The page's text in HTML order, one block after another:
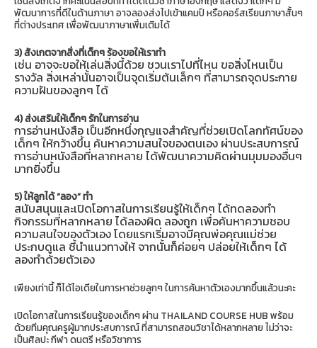
พัฒนาการที่ดีในด้านภาษา อาจลองส่งไปเข้าแคมป์ หรือคอร์สเรียนภาษาสั้นๆ
ที่ต่างประเทศ เพื่อพัฒนาภาษาเพิ่มเติมได้
3) สังเกตจากสิ่งที่เด็กๆ ร้องขอให้เราทำ
เช่น อาจจะขอให้เล่นสิ่งนี้ด้วย ชวนเราไปที่ไหน ขอสิ่งไหนเป็น
รางวัล สิ่งเหล่านั้นอาจเป็นจุดเริ่มต้นเล็กๆ ที่สามารถจุดประกาย
ความฝันของลูกๆ ได้
4) ส่งเสริมให้เด็กๆ รักในการอ่าน
การอ่านหนังสือ เป็นอีกหนึ่งกุญแจสำคัญที่ช่วยเปิดโลกทัศน์ของ
เด็กๆ ให้กว้างขึ้น ค้นหาความสนใจของตนเอง ผ่านประสบการณ์
การอ่านหนังสือที่หลากหลาย ได้พัฒนาความคิดผ่านมุมมองอื่นๆ
มากยิ่งขึ้น
5) ให้ลูกได้ “ลอง” ทำ
สนับสนุนและเปิดโอกาสในการเรียนรู้ให้เด็กๆ ได้ทดลองทำ
กิจกรรมที่หลากหลาย ได้ลองผิด ลองถูก เพื่อค้นหาความชอบ
ความสนใจของตัวเอง โดยแรกเริ่มอาจมีคุณพ่อคุณแม่ช่วย
ประกบดูแล ชี้นำแนวทางให้ จากนั้นก็ค่อยๆ ปล่อยให้เด็กๆ ได้
ลองทำด้วยตัวเอง
เพียงเท่านี้ ก็ได้ไอเดียในการหาช่วยลูกๆ ในการค้นหาตัวเองมากขึ้นแล้วนะคะ
เปิดโอกาสในการเรียนรู้ของเด็กๆ ผ่าน THAILAND COURSE HUB พร้อม
ด้วยทีมคุณครูผู้มากประสบการณ์ ที่สามารถสอนวิชาได้หลากหลาย ไม่ว่าจะ
เป็นศิลปะ กีฬา ดนตรี หรือวิชาการ